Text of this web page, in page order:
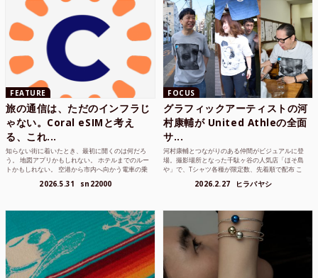
FEATURE
旅の通信は、ただのインフラじ
ゃない。Coral eSIMと考え
る、これ...
知らない街に着いたとき、最初に開くのは何だろ
う。 地図アプリかもしれない。 ホテルまでのルー
トかもしれない。 空港から市内へ向かう電車の乗
2026.5.31 sn22000
FOCUS
グラフィックアーティストの河
村康輔が United Athleの全面
サ...
河村康輔とつながりのある仲間がビジュアルに登
場。撮影場所となった千駄ヶ谷の人気店「ほそ島
や」で、Tシャツ各種が限定数、先着順で配布 こ
2026.2.27 ヒラバヤシ